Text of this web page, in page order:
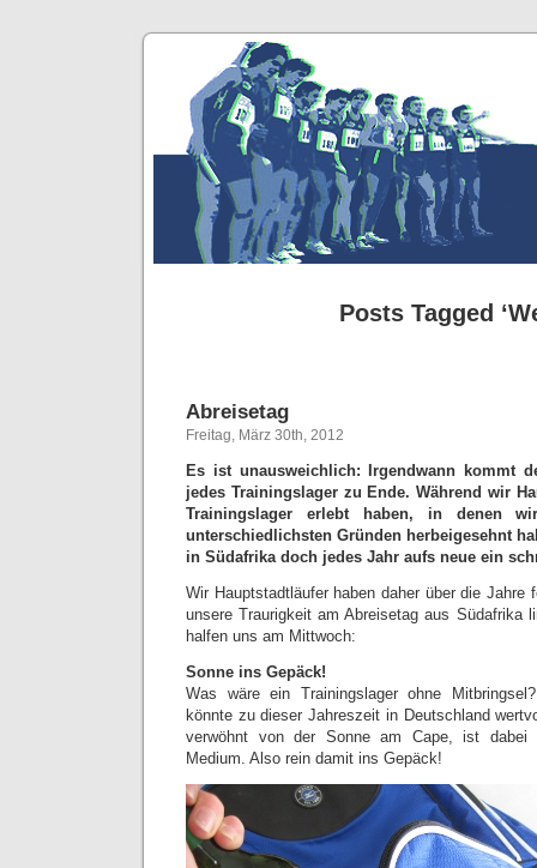
Posts Tagged
Abreisetag
Freitag, März 30th, 2012
Es ist unausweichlich: Irgendwann kommt
jedes Trainingslager zu Ende. Während wir
Trainingslager erlebt haben, in denen
unterschiedlichsten Gründen herbeigesehnt
in Südafrika doch jedes Jahr aufs neue ein
Wir Hauptstadtläufer haben daher über die Jahre
unsere Traurigkeit am Abreisetag aus Südafrika
halfen uns am Mittwoch:
Sonne ins Gepäck!
Was wäre ein Trainingslager ohne
könnte zu dieser Jahreszeit in Deutschland
verwöhnt von der Sonne am Cape, ist dabei
Medium. Also rein damit ins Gepäck!